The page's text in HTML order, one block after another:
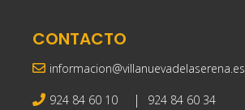
CONTACTO
informacion@villanuevadelaserena.es
924 84 60 10 | 924 84 60 34